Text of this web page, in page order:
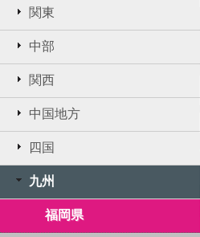
関東
中部
関西
中国地方
四国
九州
福岡県